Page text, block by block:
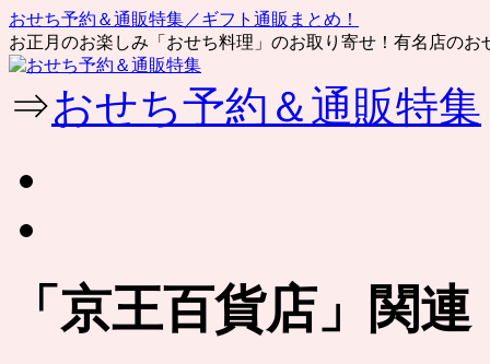
おせち予約＆通販特集／ギフト通販まとめ！
お正月のお楽しみ「おせち料理」のお取り寄せ！有名店のお
ン
ツ
ス
⇒おせち予約＆通販特集
「 京王百貨店 」関連